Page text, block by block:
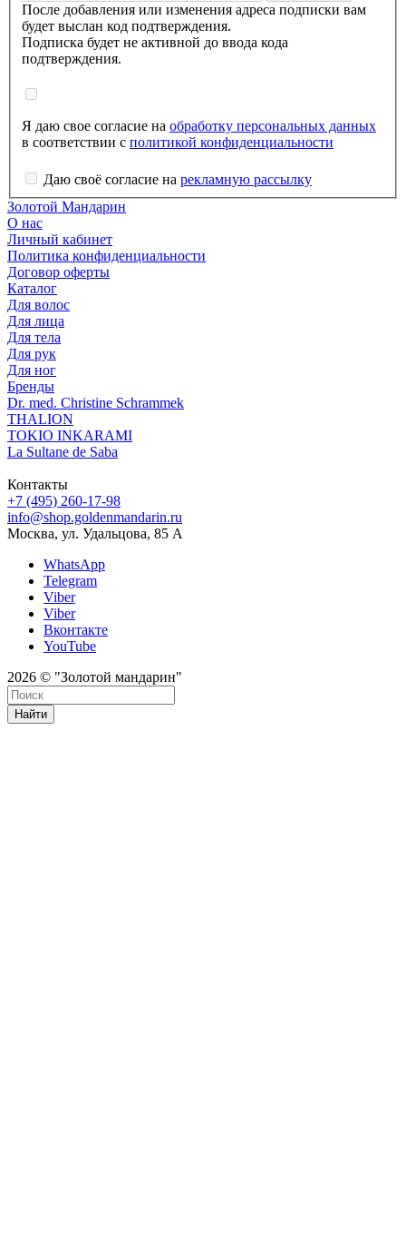
После добавления или изменения адреса подписки вам
будет выслан код подтверждения.
Подписка будет не активной до ввода кода
подтверждения.
Я даю свое согласие на обработку персональных данных
в соответствии с политикой конфиденциальности
Даю своё согласие на рекламную рассылку
Золотой Мандарин
О нас
Личный кабинет
Политика конфиденциальности
Договор оферты
Каталог
Для волос
Для лица
Для тела
Для рук
Для ног
Бренды
Dr. med. Christine Schrammek
THALION
TOKIO INKARAMI
La Sultane de Saba
Контакты
+7 (495) 260-17-98
info@shop.goldenmandarin.ru
Москва, ул. Удальцова, 85 А
WhatsApp
Telegram
Viber
Viber
Вконтакте
YouTube
2026 © "Золотой мандарин"
Найти